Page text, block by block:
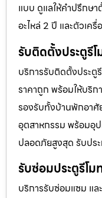
แบบ ดูแลให้คำปรึกษ
อะไหล่ 2 ปี และตัวเค
รับติดตั้งประตูรีโ
บริการรับติดตั้งประตู
ราคาถูก พร้อมให้บริก
รองรับทั้งบ้านพักอาศั
อุตสาหกรรม พร้อมอุ
ปลอดภัยสูงสุด รับป
รับซ่อมประตูรีโม
บริการรับซ่อมแซม แล